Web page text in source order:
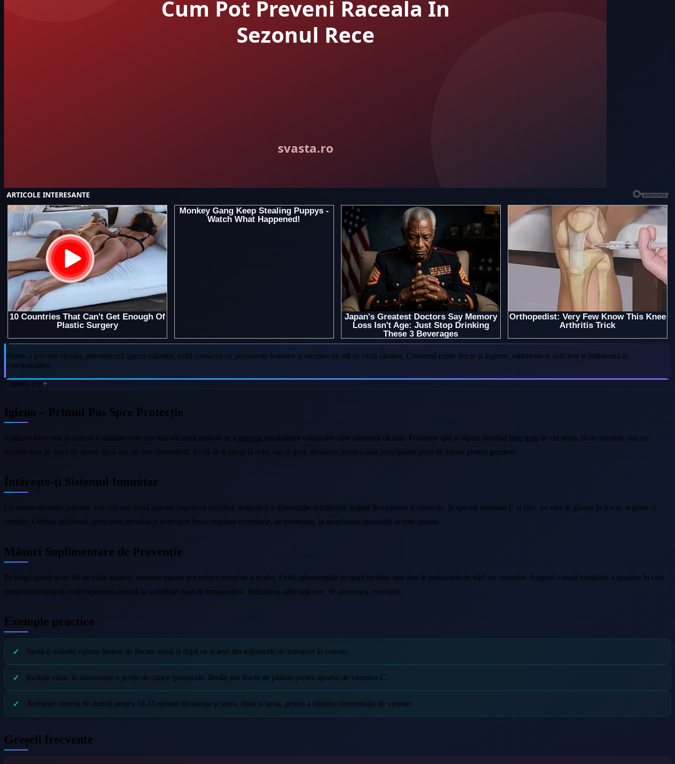
Pentru a preveni răceala, prioritizează igiena mâinilor, evită contactul cu persoanele bolnave și menține un stil de viață sănătos. Consumă multe fructe și legume, odihnește-te suficient și hidratează-te
corespunzător.
Cuprins (3)
Igiena – Primul Pas Spre Protecție
Spălarea frecventă și corectă a mâinilor este cea mai eficientă metodă de a preveni răspândirea virusurilor care cauzează răceala. Folosește apă și săpun, frecând bine timp de cel puțin 20 de secunde, sau un
dezinfectant pe bază de alcool dacă apa nu este disponibilă. Evită să te atingi la ochi, nas și gură, deoarece acestea sunt principalele porți de intrare pentru germeni.
Întărește-ți Sistemul Imunitar
Un sistem imunitar puternic este cea mai bună apărare împotriva răcelilor. Asigură-ți o alimentație echilibrată, bogată în vitamine și minerale, în special vitamina C și zinc, pe care le găsești în fructe, legume și
semințe. Odihna suficientă, reducerea stresului și exercițiile fizice regulate contribuie, de asemenea, la menținerea imunității la cote optime.
Măsuri Suplimentare de Prevenție
Pe lângă igienă și un stil de viață sănătos, anumite măsuri pot reduce riscul de a te răci. Evită aglomerațiile în spații închise, mai ales în perioadele de vârf ale virozelor. Asigură o bună ventilație a spațiilor în care
petreci mult timp și evită expunerea bruscă la schimbări mari de temperatură. Hidratarea adecvată este, de asemenea, esențială.
Exemple practice
Spală-ți mâinile riguros înainte de fiecare masă și după ce ai ieșit din mijloacele de transport în comun.
Include zilnic în alimentație o porție de citrice (portocale, lămâi) sau fructe de pădure pentru aportul de vitamina C.
Aerisește camera de dormit pentru 10-15 minute dimineața și seara, chiar și iarna, pentru a elimina concentrația de virusuri.
Greșeli frecvente